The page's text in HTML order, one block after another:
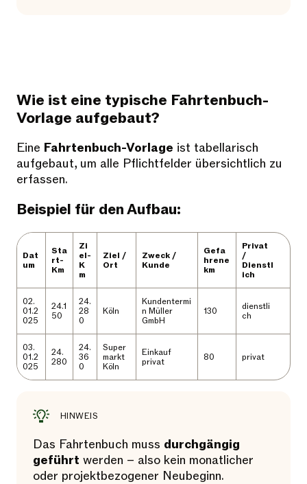
Wie ist eine typische Fahrtenbuch-
Vorlage aufgebaut?
Eine Fahrtenbuch-Vorlage ist tabellarisch
aufgebaut, um alle Pflichtfelder übersichtlich zu
erfassen.
Beispiel für den Aufbau:
Dat
um
Sta
rt-
Km
Zi
el-
K
m
Ziel /
Ort
Zweck /
Kunde
Gefa
hrene
km
Privat
/
Dienstl
ich
02.
01.2
025
24.1
50
24.
28
0
Köln
Kundentermi
n Müller
GmbH
130
dienstli
ch
03.
01.2
025
24.
280
24.
36
0
Super
markt
Köln
Einkauf
privat
80 privat
HINWEIS
Das Fahrtenbuch muss durchgängig
geführt werden – also kein monatlicher
oder projektbezogener Neubeginn.